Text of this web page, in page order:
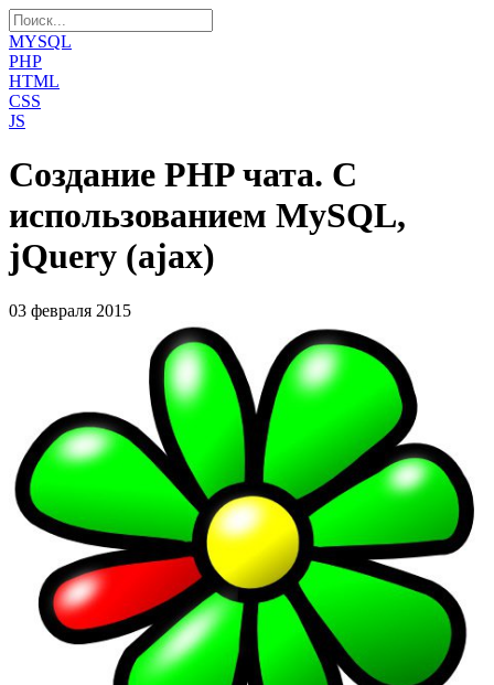
MYSQL
PHP
HTML
CSS
JS
Создание PHP чата. С
использованием MySQL,
jQuery (ajax)
03 февраля 2015